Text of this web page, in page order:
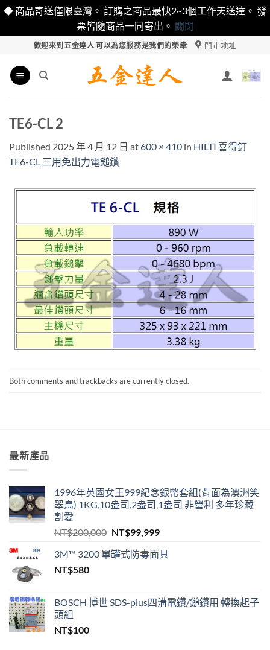
◆ 商品寄送僅限臺灣。 訂購之商品最快2~3個工作天送達。 發
票皆隨商品一同寄出。 關閉
content
歡迎來到五金達人 可以為您服務是我們的榮幸 門市地址
TE6-CL 2
Published 2025 年 4 月 12 日 at600 × 410 in HILTI 喜得釘
TE6-CL 三用免出力電鎚鑽
Both comments and trackbacks are currently closed.
最新產品
1996年英國女王999紀念銀幣套組(背面為澳洲笑
翠鳥) 1KG,10盎司,2盎司,1盎司 非營利 多年珍藏
割愛
NT$200,000 原
價
NT$99,999目
價
3M™ 3200 單罐式防毒面具
NT$580
BOSCH 博世 SDS-plus四溝電鑽/鎚鑽用 轉換起子
頭組
NT$100